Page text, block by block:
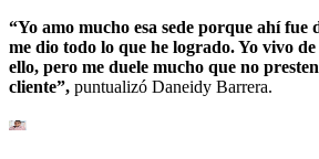
“Yo amo mucho esa sede porque ahí fue
me dio todo lo que he logrado. Yo vivo
ello, pero me duele mucho que no
cliente”, puntualizó Daneidy Barrera.